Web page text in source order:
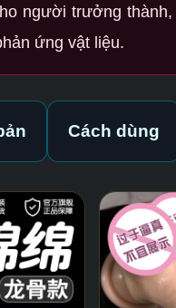
người trưởng
ứng vật liệu.
Cách dùng